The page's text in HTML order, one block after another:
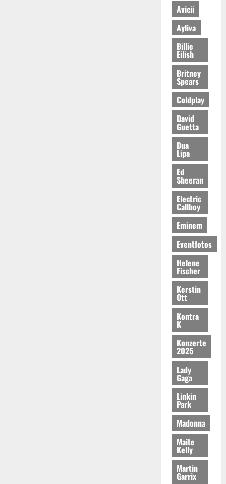
Avicii
Ayliva
Billie
Eilish
Britney
Spears
Coldplay
David
Guetta
Dua
Lipa
Ed
Sheeran
Electric
Callboy
Eminem
Eventfotos
Helene
Fischer
Kerstin
Ott
Kontra
K
Konzerte
2025
Lady
Gaga
Linkin
Park
Madonna
Maite
Kelly
Martin
Garrix